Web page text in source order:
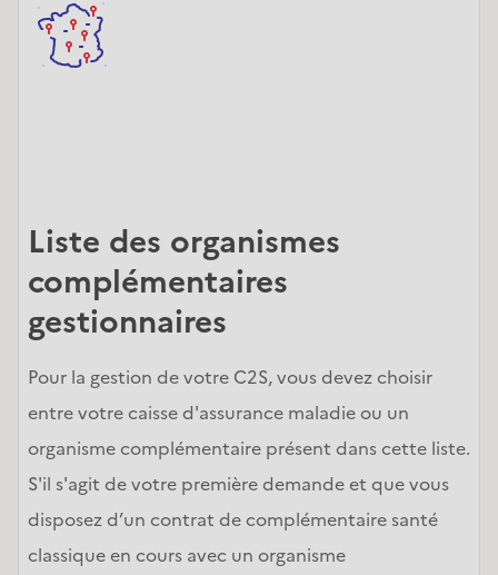
Liste des organismes
complémentaires
gestionnaires
Pour la gestion de votre C2S, vous devez choisir
entre votre caisse d'assurance maladie ou un
organisme complémentaire présent dans cette liste.
S'il s'agit de votre première demande et que vous
disposez d’un contrat de complémentaire santé
classique en cours avec un organisme